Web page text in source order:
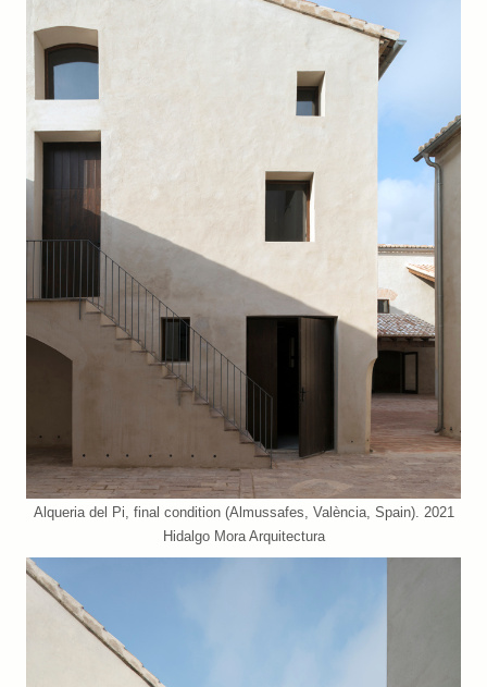
Alqueria del Pi, final condition (Almussafes, València, Spain). 2021
Hidalgo Mora Arquitectura